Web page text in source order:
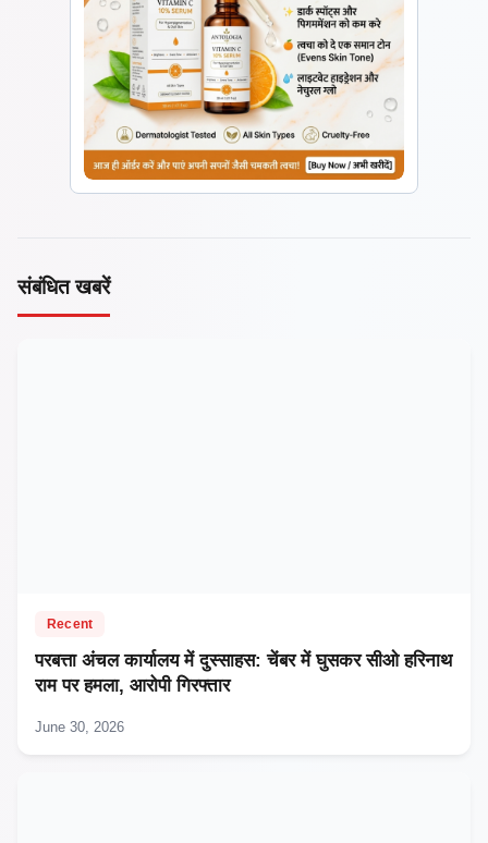
संबंधित खबरें
Recent
परबत्ता अंचल कार्यालय में दुस्साहस: चेंबर में घुसकर सीओ हरिनाथ
राम पर हमला, आरोपी गिरफ्तार
June 30, 2026